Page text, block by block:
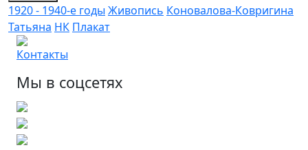
1920 - 1940-е годы Живопись Коновалова-Ковригина
Татьяна НК Плакат
Контакты
Мы в соцсетях